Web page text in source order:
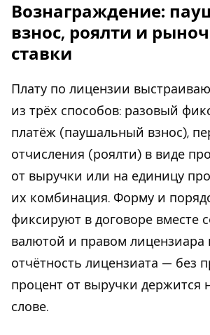
Вознаграждение:
взнос, роялти и
ставки
Плату по лицензии
из трёх способов: разовый
платёж (паушальный взнос),
отчисления (роялти) в виде
от выручки или на единицу
их комбинация. Форму и
фиксируют в договоре вместе
валютой и правом лицензиара
отчётность лицензиата — без
процент от выручки держится
слове.